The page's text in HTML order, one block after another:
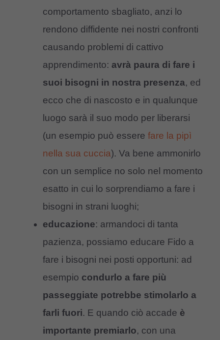
comportamento sbagliato, anzi lo
rendono diffidente nei nostri confronti
causando problemi di cattivo
apprendimento: avrà paura di fare i
suoi bisogni in nostra presenza, ed
ecco che di nascosto e in qualunque
luogo sarà il suo modo per liberarsi
(un esempio può essere fare la pipì
nella sua cuccia). Va bene ammonirlo
con un semplice no solo nel momento
esatto in cui lo sorprendiamo a fare i
bisogni in strani luoghi;
educazione: armandoci di tanta
pazienza, possiamo educare Fido a
fare i bisogni nei posti opportuni: ad
esempio condurlo a fare più
passeggiate potrebbe stimolarlo a
farli fuori. E quando ciò accade è
importante premiarlo, con una